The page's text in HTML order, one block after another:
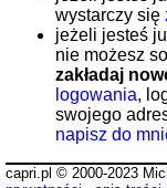
wystarczy się
jeżeli jesteś
nie możesz
zakładaj
logowania,
swojego
napisz do
capri.pl © 2000-2023